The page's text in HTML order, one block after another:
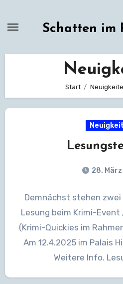
Schatten im
Start
28.
Demnächst stehen zwei
Lesung beim Krimi-Event
(Krimi-Quickies im
Am 12.4.2025 im Palais
Weitere Info.